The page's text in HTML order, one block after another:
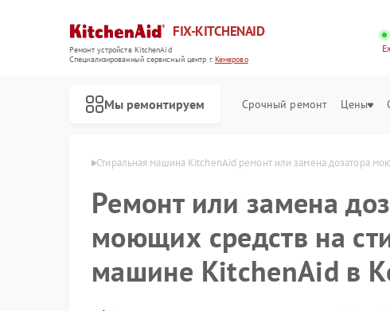
FIX-KITCHENAID
Ремонт устройств KitchenAid
Специализированный cервисный центр г.Кемерово
Мы ремонтируем Срочный ремонт Цены
в Кемерово Стиральная машина KitchenAid ремонт или замена дозатора
Ремонт или замена
моющих средств на
машине KitchenAid в